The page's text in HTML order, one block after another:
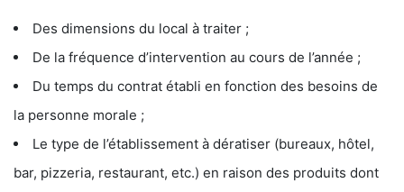
Des dimensions du local à traiter ;
De la fréquence d’intervention au cours de l’année ;
Du temps du contrat établi en fonction des besoins de
la personne morale ;
Le type de l’établissement à dératiser (bureaux, hôtel,
bar, pizzeria, restaurant, etc.) en raison des produits dont